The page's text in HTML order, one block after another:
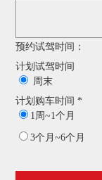
预约试驾时间：
计划试驾时间
周末
计划购车时间 *
1周~1个月
3个月~6个月